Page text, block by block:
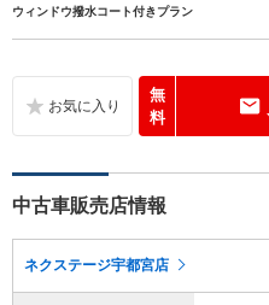
ウィンドウ撥水コート付きプラン
無
料
中古車販売店情報
ネクステージ宇都宮店